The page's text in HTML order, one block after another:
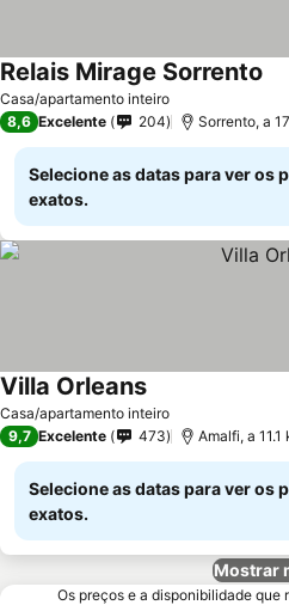
Casa/apartamento inteiro
Relais Mirage Sorrento
8,6 Excelente 204 Sorrento, a
Selecione as datas para ver os
exatos.
Casa/apartamento inteiro
Villa Orleans
9,7 Excelente 473 Amalfi, a
Selecione as datas para ver os
exatos.
Mostrar
Os preços e a disponibilidade que